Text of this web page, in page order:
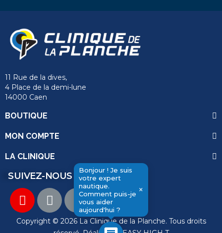
Bonjour ! Je suis
votre expert
nautique.
Comment puis-je
vous aider
aujourd'hui ?
×
11 Rue de la dives,
4 Place de la demi-lune
14000 Caen
BOUTIQUE
MON COMPTE
LA CLINIQUE
SUIVEZ-NOUS
Copyright © 2026 La Clinique de la Planche. Tous droits